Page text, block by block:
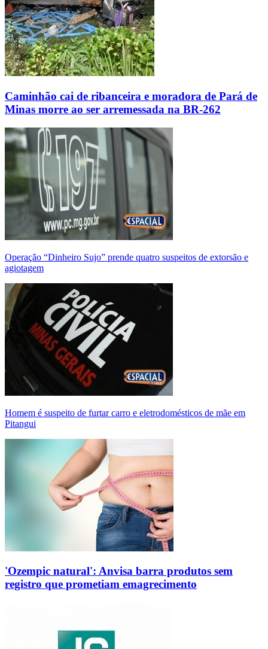
Caminhão cai de ribanceira e moradora de Pará de
Minas morre ao ser arremessada na BR-262
Operação “Dinheiro Sujo” prende quatro suspeitos de extorsão e
agiotagem
Homem é suspeito de furtar carro e eletrodomésticos de mãe em
Pitangui
'Ozempic natural': Anvisa barra produtos sem
registro que prometiam emagrecimento